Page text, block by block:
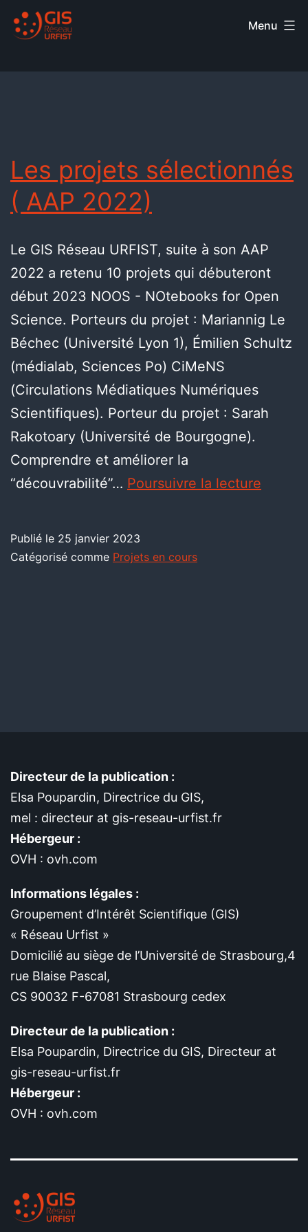
Menu
Les projets sélectionnés
( AAP 2022)
Le GIS Réseau URFIST, suite à son AAP
2022 a retenu 10 projets qui débuteront
début 2023 NOOS - NOtebooks for Open
Science. Porteurs du projet : Mariannig Le
Béchec (Université Lyon 1), Émilien Schultz
(médialab, Sciences Po) CiMeNS
(Circulations Médiatiques Numériques
Scientifiques). Porteur du projet : Sarah
Rakotoary (Université de Bourgogne).
Comprendre et améliorer la
“découvrabilité”… Poursuivre la lecture
Publié le 25 janvier 2023
Catégorisé comme Projets en cours
Directeur de la publication :
Elsa Poupardin, Directrice du GIS,
mel : directeur at gis-reseau-urfist.fr
Hébergeur :
OVH : ovh.com
Informations légales :
Groupement d’Intérêt Scientifique (GIS)
« Réseau Urfist »
Domicilié au siège de l’Université de Strasbourg,4
rue Blaise Pascal,
CS 90032 F-67081 Strasbourg cedex
Directeur de la publication :
Elsa Poupardin, Directrice du GIS, Directeur at
gis-reseau-urfist.fr
Hébergeur :
OVH : ovh.com